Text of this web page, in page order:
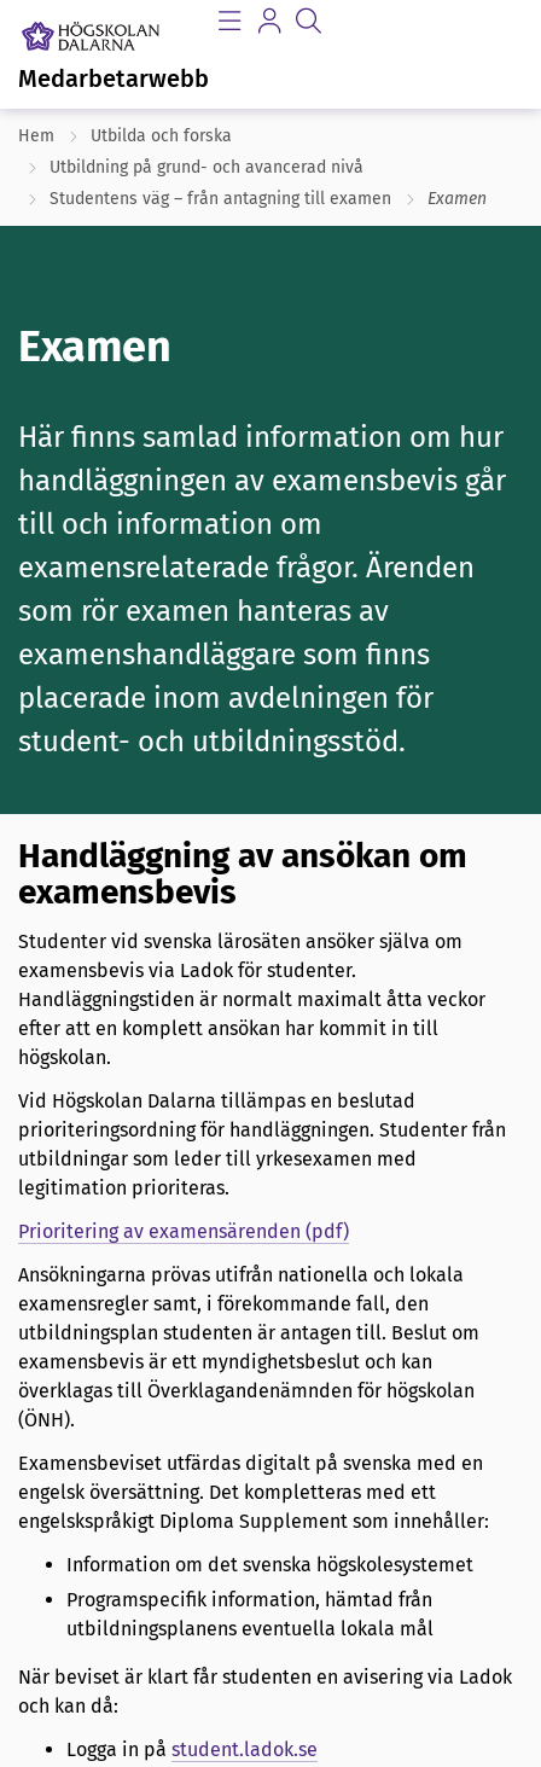
Medarbetarwebb
Hem
Utbilda och forska
Utbildning på grund- och avancerad nivå
Studentens väg – från antagning till examen
Examen
Examen
Här finns samlad information om hur
handläggningen av examensbevis går
till och information om
examensrelaterade frågor. Ärenden
som rör examen hanteras av
examenshandläggare som finns
placerade inom avdelningen för
student- och utbildningsstöd.
Handläggning av ansökan om
examensbevis
Studenter vid svenska lärosäten ansöker själva om
examensbevis via Ladok för studenter.
Handläggningstiden är normalt maximalt åtta veckor
efter att en komplett ansökan har kommit in till
högskolan.
Vid Högskolan Dalarna tillämpas en beslutad
prioriteringsordning för handläggningen. Studenter från
utbildningar som leder till yrkesexamen med
legitimation prioriteras.
Prioritering av examensärenden (pdf)
Ansökningarna prövas utifrån nationella och lokala
examensregler samt, i förekommande fall, den
utbildningsplan studenten är antagen till. Beslut om
examensbevis är ett myndighetsbeslut och kan
överklagas till Överklagandenämnden för högskolan
(ÖNH).
Examensbeviset utfärdas digitalt på svenska med en
engelsk översättning. Det kompletteras med ett
engelskspråkigt Diploma Supplement som innehåller:
Information om det svenska högskolesystemet
Programspecifik information, hämtad från
utbildningsplanens eventuella lokala mål
När beviset är klart får studenten en avisering via Ladok
och kan då:
Logga in på student.ladok.se